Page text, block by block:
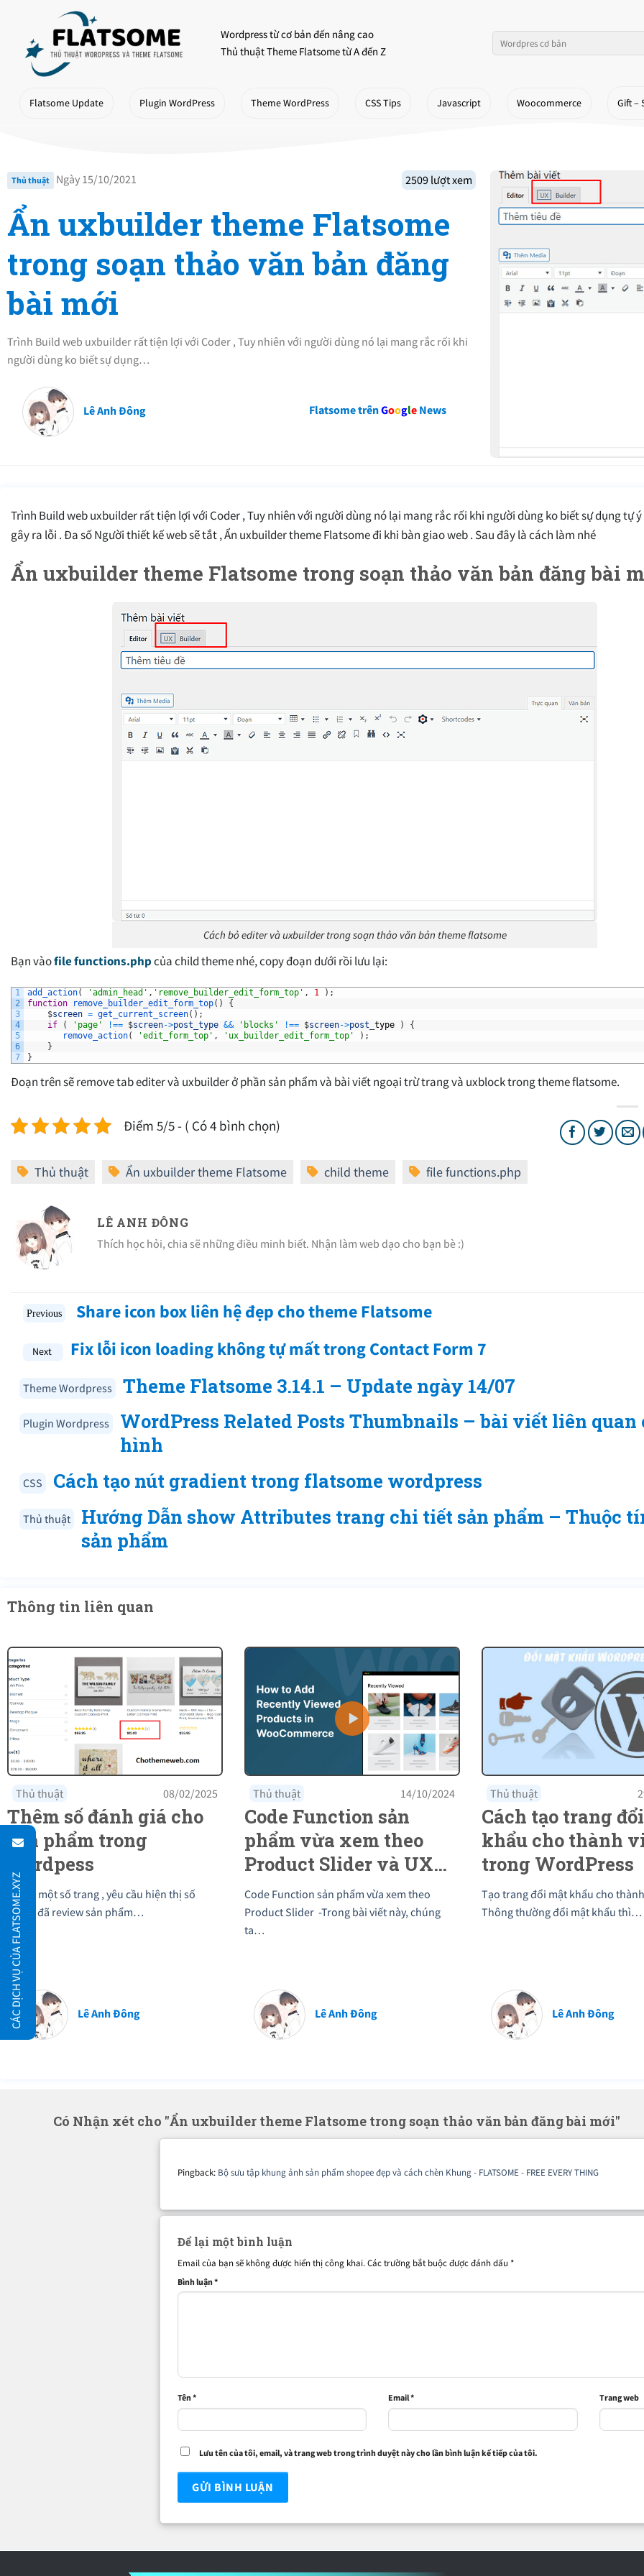
content
Wordpress từ cơ bản đến nâng cao
Thủ thuật Theme Flatsome từ A đến Z
Flatsome Update Plugin WordPress Theme WordPress CSS Tips Javascript Woocommerce Gift –
Thủ thuật Ngày 15/10/2021 2509 lượt xem
Ẩn uxbuilder theme Flatsome
trong soạn thảo văn bản đăng
bài mới
Trình Build web uxbuilder rất tiện lợi với Coder , Tuy nhiên với người dùng nó lại mang rắc rối khi
người dùng ko biết sự dụng…
Lê Anh Đông Flatsome trênGoogleNews
Trình Build web uxbuilder rất tiện lợi với Coder , Tuy nhiên với người dùng nó lại mang rắc rối khi người dùng ko biết sự dụng tự
gây ra lỗi . Đa số Người thiết kế web sẽ tắt , Ẩn uxbuilder theme Flatsome đi khi bàn giao web . Sau đây là cách làm nhé
Ẩn uxbuilder theme Flatsome trong soạn thảo văn bản đăng bài
Cách bỏ editer và uxbuilder trong soạn thảo văn bản theme flatsome
Bạn vàofilefunctions.phpcủa child theme nhé, copy đoạn dưới rồi lưu lại:
1
2
3
4
5
6
7
add_action( 'admin_head' , 'remove_builder_edit_form_top' , 1 ) ;
function
remove_builder_edit_form_top( )
{
$screen = get_current_screen( ) ;
if
( 'page' !== $screen->post_type && 'blocks' !== $screen->post type )
{
remove_action( 'edit_form_top' , 'ux_builder_edit_form_top' ) ;
}
}
Đoạn trên sẽ remove tab editer và uxbuilder ở phần sản phẩm và bài viết ngoại trừ trang và uxblock trong theme flatsome.
Điểm 5/5 - ( Có 4 bình chọn)
LÊ ANH ĐÔNG
Thích học hỏi, chia sẽ những điều minh biết. Nhận làm web dạo cho bạn bè :)
Share icon box liên hệ đẹp cho theme Flatsome
Fix lỗi icon loading không tự mất trong Contact Form 7
Theme Wordpress Theme Flatsome 3.14.1 – Update ngày 14/07
Plugin Wordpress
WordPress Related Posts Thumbnails – bài viết liên quan
hình
CSS Cách tạo nút gradient trong flatsome wordpress
Thủ thuật
Hướng Dẫn show Attributes trang chi tiết sản phẩm – Thuộc
sản phẩm
Thông tin liên quan
Thủ thuật 08/02/2025
Thêm số đánh giá cho
sản phẩm trong
wordpess
Trong một số trang , yêu cầu hiện thị số
lượng đã review sản phẩm…
Lê Anh Đông
Thủ thuật 14/10/2024
Code Function sản
phẩm vừa xem theo
Product Slider và UX
Flatsome
Code Function sản phẩm vừa xem theo
Product Slider -Trong bài viết này, chúng
ta…
Lê Anh Đông
Thủ thuật
Cách tạo trang
khẩu cho thành
trong WordPress
Tạo trang đổi mật khẩu cho
Thông thường đổi mật khẩu thì…
Lê Anh Đông
Có Nhận xét cho "Ẩn uxbuilder theme Flatsome trong soạn thảo văn bản đăng bài mới"
Pingback: Bộ sưu tập khung ảnh sản phẩm shopee đẹp và cách chèn Khung - FLATSOME - FREE EVERY THING
Để lại một bình luận
Email của bạn sẽ không được hiển thị công khai.Các trường bắt buộc được đánh dấu *
Bình luận*
Tên* Email* Trang web
Lưu tên của tôi, email, và trang web trong trình duyệt này cho lần bình luận kế tiếp của tôi.
CÁC DỊCH VỤ CỦA FLATSOME.XYZ